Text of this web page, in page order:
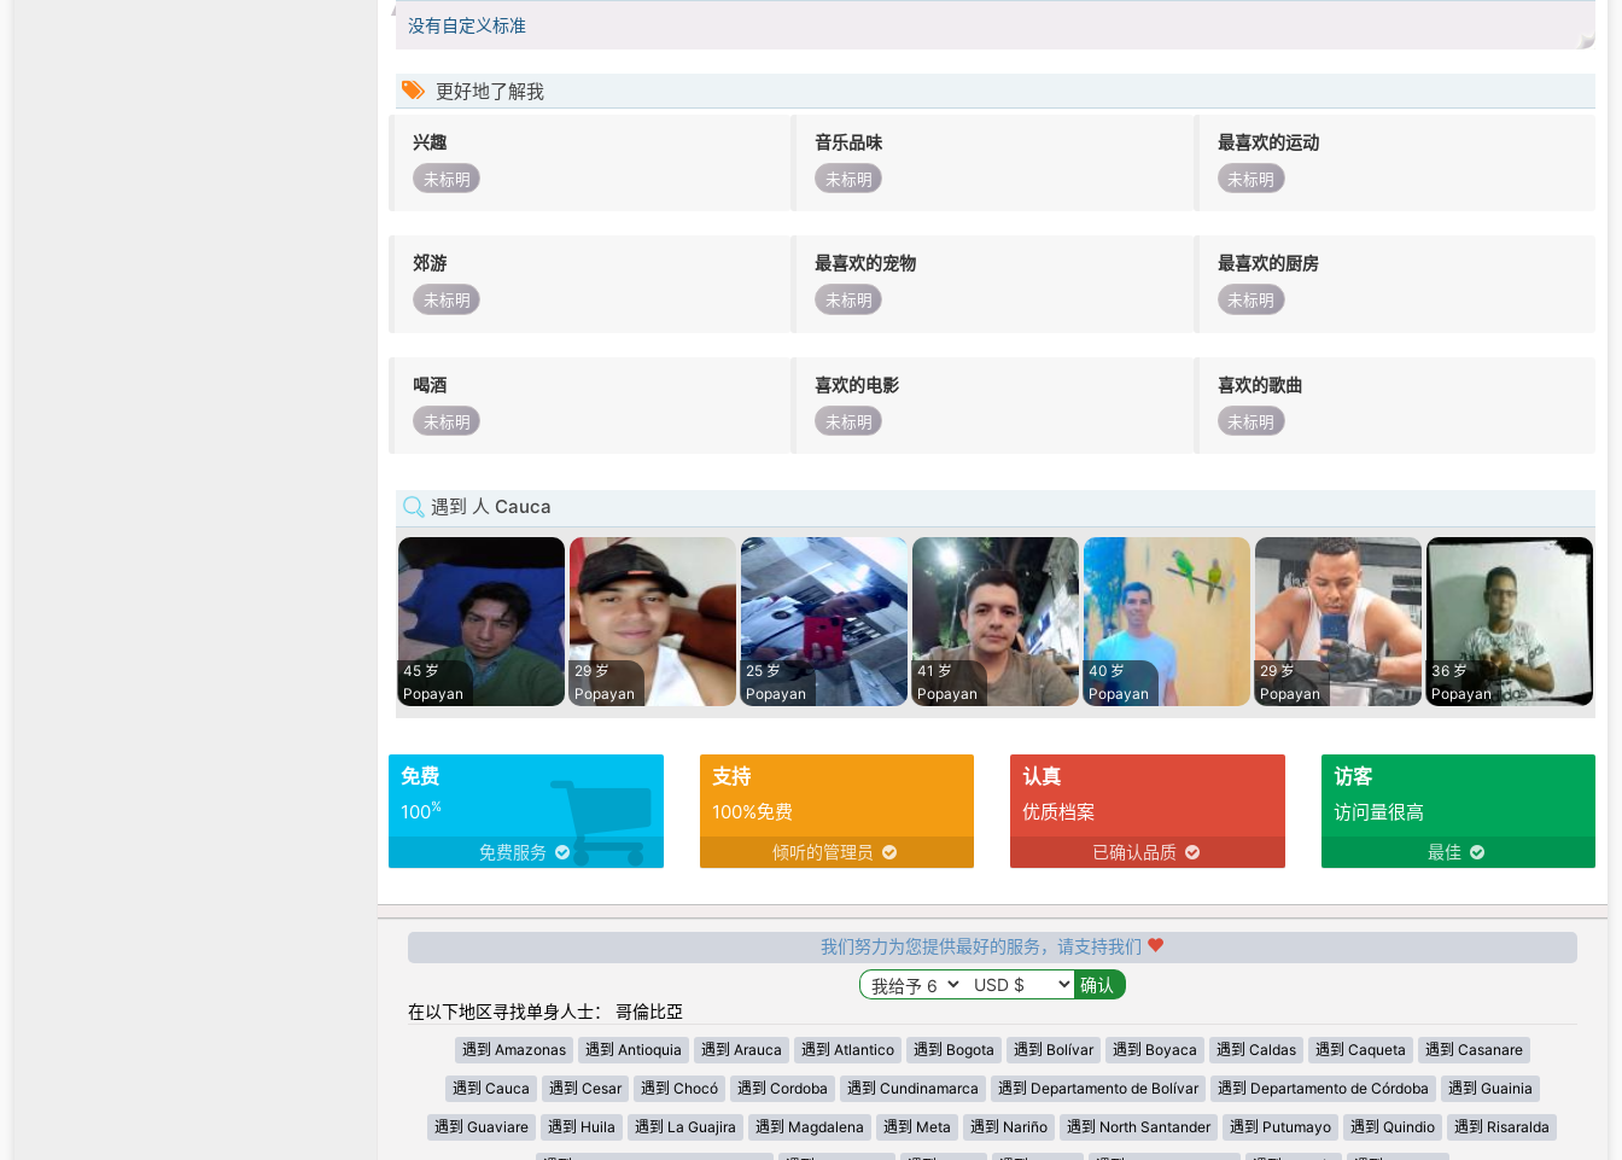
没有自定义标准
更好地了解我
兴趣
未标明
音乐品味
未标明
最喜欢的运动
未标明
郊游
未标明
最喜欢的宠物
未标明
最喜欢的厨房
未标明
喝酒
未标明
喜欢的电影
未标明
喜欢的歌曲
未标明
遇到 人 Cauca
45 岁
Popayan
29 岁
Popayan
25 岁
Popayan
41 岁
Popayan
40 岁
Popayan
29 岁
Popayan
36 岁
Popayan
免费
100%
免费服务
支持
100%免费
倾听的管理员
认真
优质档案
已确认品质
访客
访问量很高
最佳
我们努力为您提供最好的服务，请支持我们
在以下地区寻找单身人士： 哥倫比亞
遇到 Amazonas 遇到 Antioquia 遇到 Arauca 遇到 Atlantico 遇到 Bogota 遇到 Bolívar 遇到 Boyaca 遇到 Caldas 遇到 Caqueta 遇到 Casanare
遇到 Cauca 遇到 Cesar 遇到 Chocó 遇到 Cordoba 遇到 Cundinamarca 遇到 Departamento de Bolívar 遇到 Departamento de Córdoba 遇到 Guainia
遇到 Guaviare 遇到 Huila 遇到 La Guajira 遇到 Magdalena 遇到 Meta 遇到 Nariño 遇到 North Santander 遇到 Putumayo 遇到 Quindio 遇到 Risaralda